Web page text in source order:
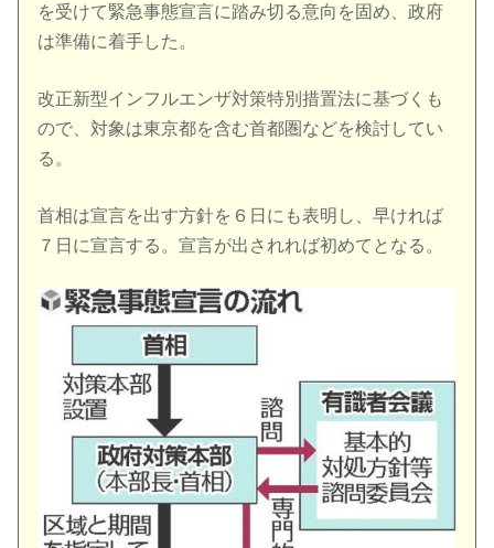
を受けて緊急事態宣言に踏み切る意向を固め、政府
は準備に着手した。
改正新型インフルエンザ対策特別措置法に基づくも
ので、対象は東京都を含む首都圏などを検討してい
る。
首相は宣言を出す方針を６日にも表明し、早ければ
７日に宣言する。宣言が出されれば初めてとなる。